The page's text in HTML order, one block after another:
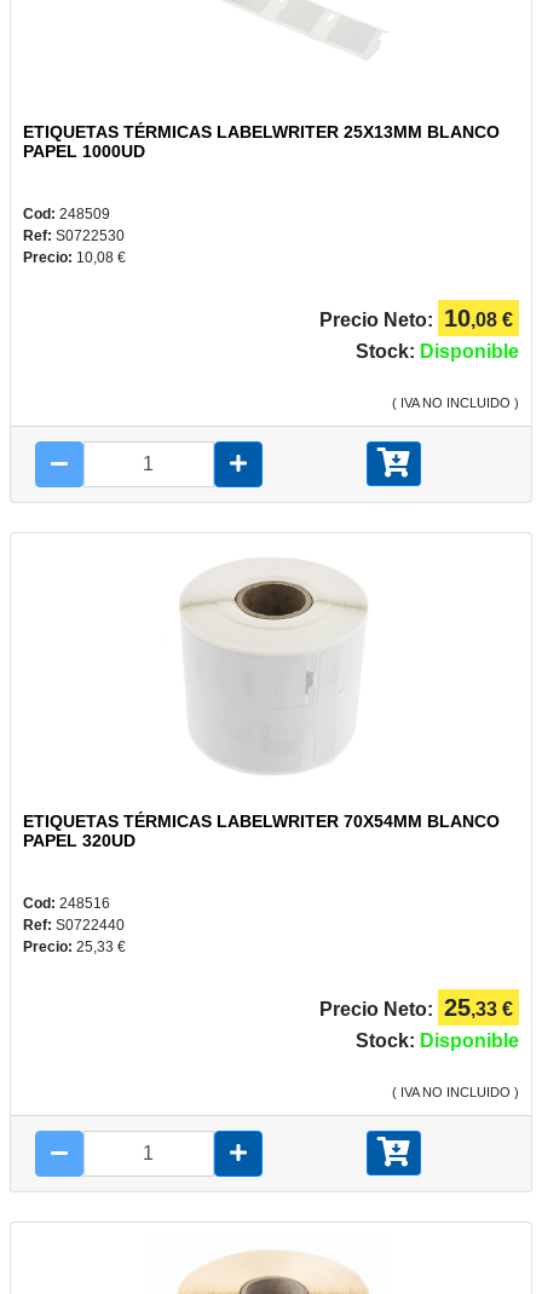
ETIQUETAS TÉRMICAS LABELWRITER 25X13MM BLANCO
PAPEL 1000UD
Cod: 248509
Ref: S0722530
Precio: 10,08 €
Precio Neto: 10,08 €
Stock: Disponible
( IVA NO INCLUIDO )
ETIQUETAS TÉRMICAS LABELWRITER 70X54MM BLANCO
PAPEL 320UD
Cod: 248516
Ref: S0722440
Precio: 25,33 €
Precio Neto: 25,33 €
Stock: Disponible
( IVA NO INCLUIDO )